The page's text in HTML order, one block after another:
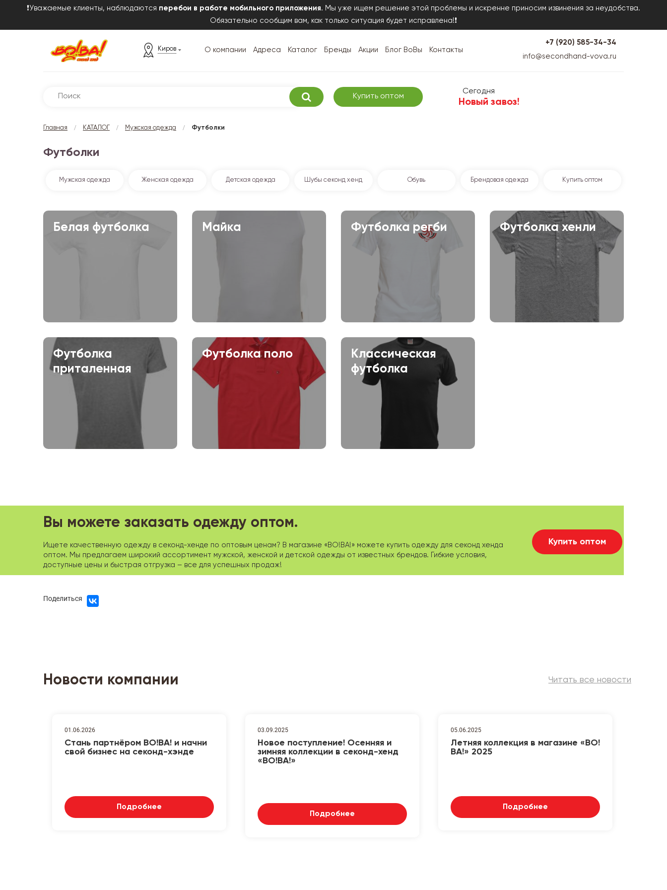
❗Уважаемые клиенты, наблюдаются перебои в работе мобильного приложения. Мы уже ищем решение этой проблемы и искренне приносим извинения за неудобства.
Обязательно сообщим вам, как только ситуация будет исправлена!❗
Киров О компании Адреса Каталог Бренды Акции Блог ВоВы Контакты
+7 (920) 585-34-34
info@secondhand-vova.ru
Купить оптом
Сегодня
Новый завоз!
Главная / КАТАЛОГ / Мужская одежда / Футболки
Футболки
Мужская одежда Женская одежда Детская одежда Шубы секонд хенд Обувь Брендовая одежда Купить оптом
Белая футболка Майка Футболка регби Футболка хенли
Футболка
приталенная
Футболка поло
Классическая
футболка
Вы можете заказать одежду оптом.
Ищете качественную одежду в секонд-хенде по оптовым ценам? В магазине «ВО!ВА!» можете купить одежду для секонд хенда
оптом. Мы предлагаем широкий ассортимент мужской, женской и детской одежды от известных брендов. Гибкие условия,
доступные цены и быстрая отгрузка – все для успешных продаж!
Купить оптом
Поделиться
Новости компании Читать все новости
01.06.2026
Стань партнёром ВО!ВА! и начни
свой бизнес на секонд-хэнде
Подробнее
03.09.2025
Новое поступление! Осенняя и
зимняя коллекции в секонд-хенд
«ВО!ВА!»
Подробнее
05.06.2025
Летняя коллекция в магазине «ВО!
ВА!» 2025
Подробнее